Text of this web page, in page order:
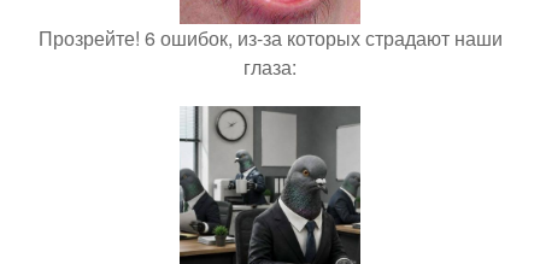
Прозрейте! 6 ошибок, из-за которых страдают наши
глаза: